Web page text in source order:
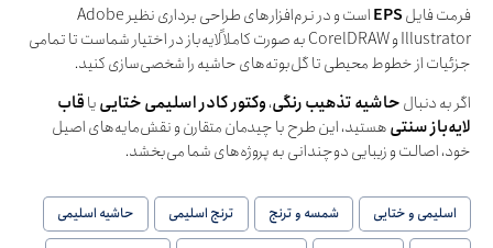
فرمت فایلEPS
است و در نرم‌افزارهای طراحی برداری نظیر Adobe
Illustrator و CorelDRAW به صورت کاملاً لایه‌باز در اختیار شماست تا تمامی
جزئیات از خطوط محیطی تا گل‌بوته‌های حاشیه را شخصی‌سازی کنید.
اگر به دنبالحاشیه تذهیب رنگی،وکتور کادر اسلیمی ختایییاقاب
لایه‌باز سنتیهستید، این طرح با چیدمان متقارن و نقش‌مایه‌های اصیل
خود، اصالت و زیبایی دوچندانی به پروژه‌های شما می‌بخشد.
اسلیمی و ختایی شمسه و ترنج ترنج اسلیمی
حاشیه اسلیمی